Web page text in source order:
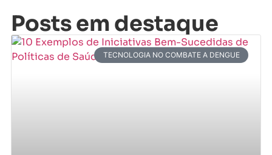
Posts em destaque
TECNOLOGIA NO COMBATE A DENGUE